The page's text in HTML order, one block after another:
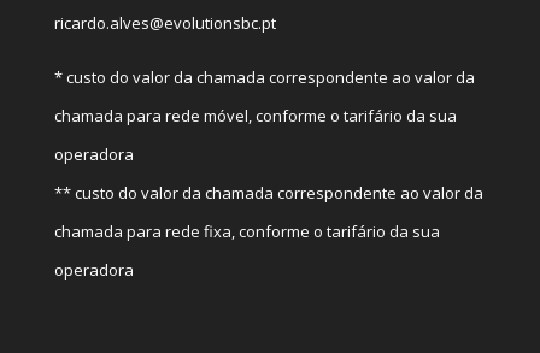
ricardo.alves@evolutionsbc.pt
* custo do valor da chamada correspondente ao valor da
chamada para rede móvel, conforme o tarifário da sua
operadora
** custo do valor da chamada correspondente ao valor da
chamada para rede fixa, conforme o tarifário da sua
operadora